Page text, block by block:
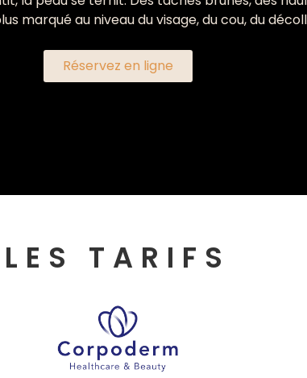
marqué au niveau du visage, du cou, du
Réservez en ligne
LES TARIFS